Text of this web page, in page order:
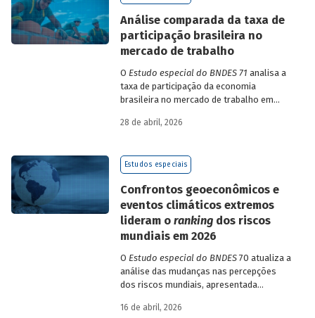
Análise comparada da taxa de
participação brasileira no
mercado de trabalho
O Estudo especial do BNDES 71 analisa a
taxa de participação da economia
brasileira no mercado de trabalho em
países de diferentes continentes e
28 de abril, 2026
Estudos especiais
Confrontos geoeconômicos e
eventos climáticos extremos
lideram o ranking dos riscos
mundiais em 2026
O Estudo especial do BNDES70 atualiza a
análise das mudanças nas percepções
dos riscos mundiais, apresentada
dos relatórios Global Risks Report (GRR)
16 de abril, 2026